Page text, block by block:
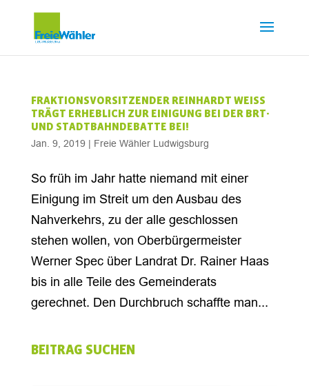
FRAKTIONSVORSITZENDER REINHARDT WEISS
TRÄGT ERHEBLICH ZUR EINIGUNG BEI DER BRT-
UND STADTBAHNDEBATTE BEI!
Jan. 9, 2019 | Freie Wähler Ludwigsburg
So früh im Jahr hatte niemand mit einer
Einigung im Streit um den Ausbau des
Nahverkehrs, zu der alle geschlossen
stehen wollen, von Oberbürgermeister
Werner Spec über Landrat Dr. Rainer Haas
bis in alle Teile des Gemeinderats
gerechnet. Den Durchbruch schaffte man...
BEITRAG SUCHEN